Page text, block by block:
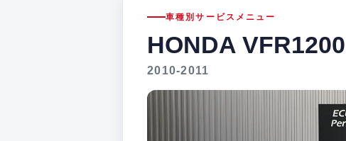
車種別サービスメニュー
HONDA
2010-2011